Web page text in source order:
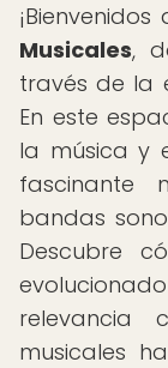
¡Bienvenidos
Musicales,
través de la
En este
la música y
fascinante
bandas
Descubre
relevancia
musicales